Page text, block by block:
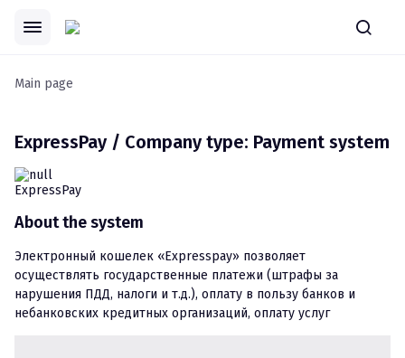
Main page
ExpressPay / Company type: Payment system
About the system
Электронный кошелек «Expresspay» позволяет
осуществлять государственные платежи (штрафы за
нарушения ПДД, налоги и т.д.), оплату в пользу банков и
небанковских кредитных организаций, оплату услуг